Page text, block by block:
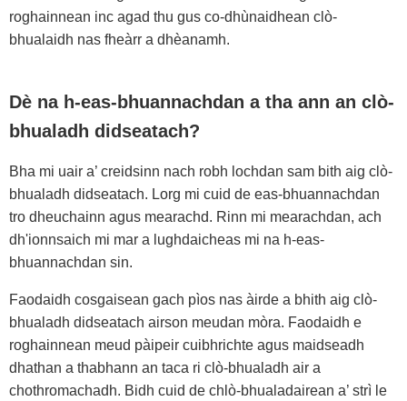
roghainnean inc agad thu gus co-dhùnaidhean clò-
bhualaidh nas fheàrr a dhèanamh.
Dè na h-eas-bhuannachdan a tha ann an clò-
bhualadh didseatach?
Bha mi uair a’ creidsinn nach robh lochdan sam bith aig clò-
bhualadh didseatach. Lorg mi cuid de eas-bhuannachdan
tro dheuchainn agus mearachd. Rinn mi mearachdan, ach
dh'ionnsaich mi mar a lughdaicheas mi na h-eas-
bhuannachdan sin.
Faodaidh cosgaisean gach pìos nas àirde a bhith aig clò-
bhualadh didseatach airson meudan mòra. Faodaidh e
roghainnean meud pàipeir cuibhrichte agus maidseadh
dhathan a thabhann an taca ri clò-bhualadh air a
chothromachadh. Bidh cuid de chlò-bhualadairean a’ strì le